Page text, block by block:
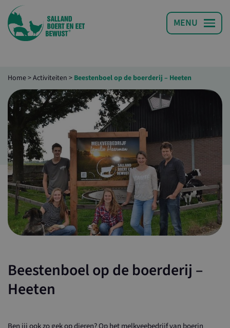
Home>Activiteiten > Beestenboel op de boerderij – Heeten
Beestenboel op de boerderij –
Heeten